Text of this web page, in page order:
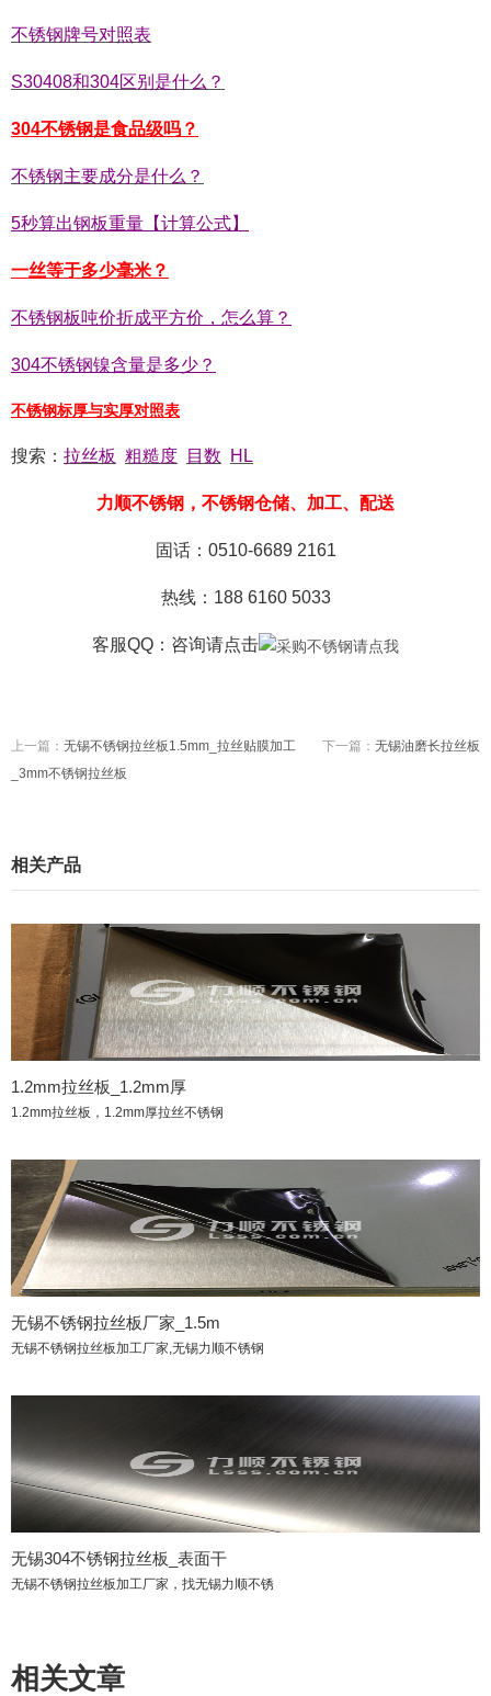
不锈钢牌号对照表
S30408和304区别是什么？
304不锈钢是食品级吗？
不锈钢主要成分是什么？
5秒算出钢板重量【计算公式】
一丝等于多少毫米？
不锈钢板吨价折成平方价，怎么算？
304不锈钢镍含量是多少？
不锈钢标厚与实厚对照表
搜索： 拉丝板 粗糙度 目数 HL
力顺不锈钢，不锈钢仓储、加工、配送
固话：0510-6689 2161
热线：188 6160 5033
客服QQ：咨询请点击
上一篇： 无锡不锈钢拉丝板1.5mm_拉丝贴膜加工 下一篇： 无锡油磨长拉丝板
_3mm不锈钢拉丝板
相关产品
1.2mm拉丝板_1.2mm厚
1.2mm拉丝板，1.2mm厚拉丝不锈钢
无锡不锈钢拉丝板厂家_1.5m
无锡不锈钢拉丝板加工厂家,无锡力顺不锈钢
无锡304不锈钢拉丝板_表面干
无锡不锈钢拉丝板加工厂家，找无锡力顺不锈
相关文章